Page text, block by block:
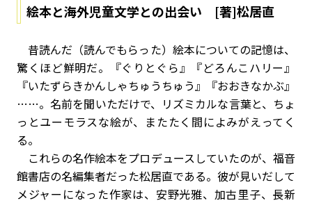
絵本と海外児童文学との出会い [著]松居直
昔読んだ（読んでもらった）絵本についての記憶は、
驚くほど鮮明だ。『ぐりとぐら』『どろんこハリー』
『いたずらきかんしゃちゅうちゅう』『おおきなかぶ』
……。名前を聞いただけで、リズミカルな言葉と、ちょ
っとユーモラスな絵が、またたく間によみがえってく
る。
これらの名作絵本をプロデュースしていたのが、福音
館書店の名編集者だった松居直である。彼が見いだして
メジャーになった作家は、安野光雅、加古里子、長新